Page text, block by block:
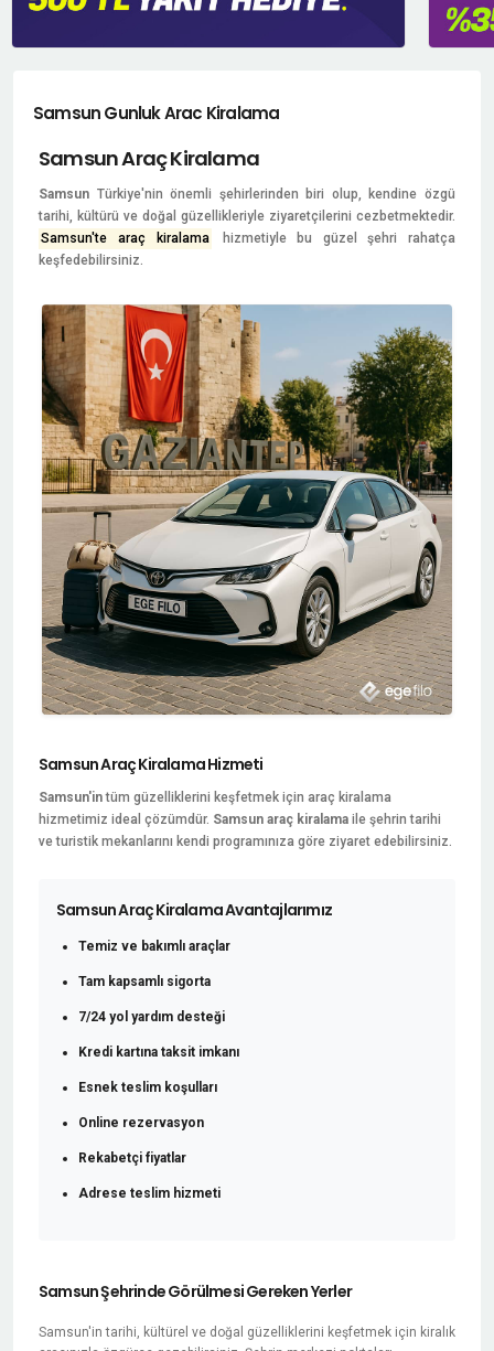
Samsun Gunluk Arac Kiralama
Samsun Araç Kiralama
Samsun Türkiye'nin önemli şehirlerinden biri olup, kendine özgü
tarihi, kültürü ve doğal güzellikleriyle ziyaretçilerini cezbetmektedir.
Samsun'te araç kiralama
hizmetiyle bu güzel şehri rahatça
keşfedebilirsiniz.
Samsun Araç Kiralama Hizmeti
Samsun'intüm güzelliklerini keşfetmek için araç kiralama
hizmetimiz ideal çözümdür. Samsun araç kiralama ile şehrin tarihi
ve turistik mekanlarını kendi programınıza göre ziyaret edebilirsiniz.
Samsun Araç Kiralama Avantajlarımız
Temiz ve bakımlı araçlar
Tam kapsamlı sigorta
7/24 yol yardım desteği
Kredi kartına taksit imkanı
Esnek teslim koşulları
Online rezervasyon
Rekabetçi fiyatlar
Adrese teslim hizmeti
Samsun Şehrinde Görülmesi Gereken Yerler
Samsun'in tarihi, kültürel ve doğal güzelliklerini keşfetmek için kiralık